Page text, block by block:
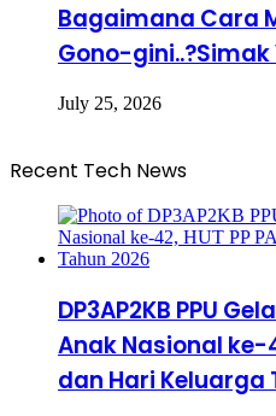
Bagaimana Cara
Gono-gini..?Simak
July 25, 2026
Recent Tech News
DP3AP2KB PPU
Anak Nasional ke-
dan Hari Keluarga